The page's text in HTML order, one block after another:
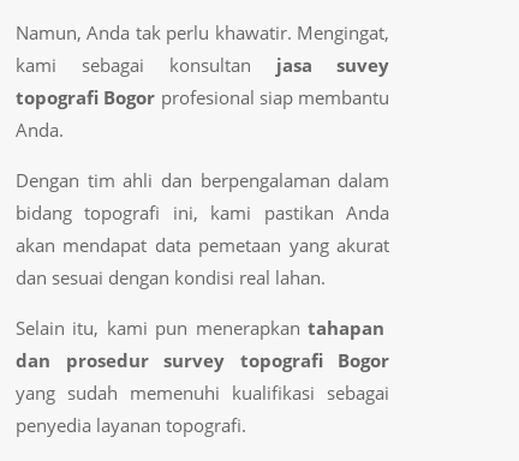
Namun, Anda tak perlu khawatir. Mengingat,
kami sebagai konsultan jasa suvey
topografi Bogor profesional siap membantu
Anda.
Dengan tim ahli dan berpengalaman dalam
bidang topografi ini, kami pastikan Anda
akan mendapat data pemetaan yang akurat
dan sesuai dengan kondisi real lahan.
Selain itu, kami pun menerapkantahapan
dan prosedur survey topografi Bogor
yang sudah memenuhi kualifikasi sebagai
penyedia layanan topografi.